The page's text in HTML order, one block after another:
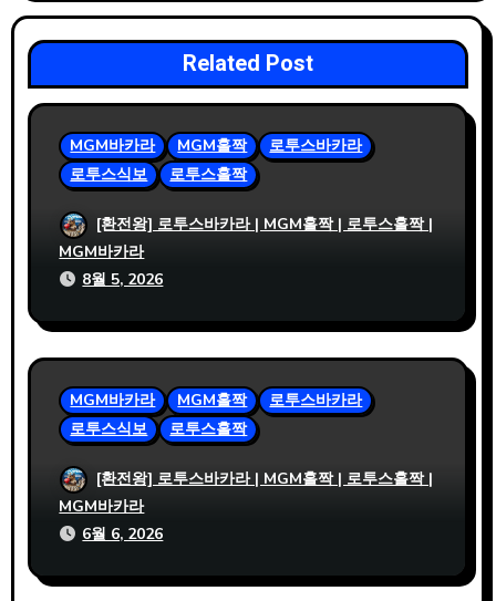
Related Post
MGM바카라 MGM홀짝
로투스바카라
로투스식보
로투스홀짝
사설파워볼 출금이 빠른 이유를 분석해 본
결과
[환전왕] 로투스바카라 | MGM홀짝 | 로투스홀짝 |
MGM바카라
8월 5, 2026
MGM바카라 MGM홀짝
로투스바카라
로투스식보
로투스홀짝
사설파워볼 정보 확인 전 체크해야 할 기본
항목
[환전왕] 로투스바카라 | MGM홀짝 | 로투스홀짝 |
MGM바카라
6월 6, 2026